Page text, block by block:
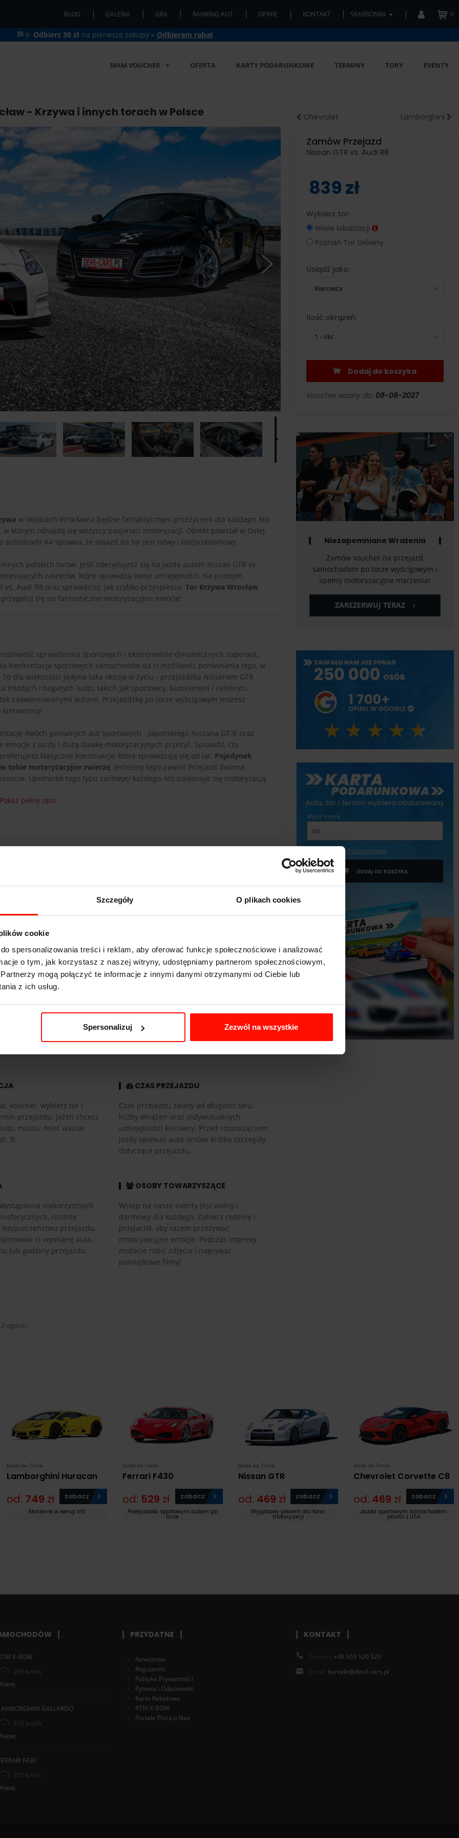
Szczegóły O plikach cookies
cookie
spersonalizowania treści i reklam, aby oferować funkcje społecznościowe i analizować
o tym, jak korzystasz z naszej witryny, udostępniamy partnerom społecznościowym,
mogą połączyć te informacje z innymi danymi otrzymanymi od Ciebie lub
z ich usług.
Spersonalizuj Zezwól na wszystkie
BLOG GALERIA GRA RANKING AUT OPINIE KONTAKT SKARBONKA 0
🏁🔆 Odbierz 30 zł na pierwsze zakupy » Odbieram rabat
MAM VOUCHER OFERTA KARTY PODARUNKOWE TERMINY TORY EVENTY
- Krzywa i innych torach w Polsce
w okolicach Wrocławia będzie fantastycznym przeżyciem dla każdego, kto
którym odnajdą się wszyscy pasjonaci motoryzacji. Obiekt powstał w Osłej,
autostrady A4 sprawia, że dojazd na tor jest łatwy i bezproblemowy.
polskich torów. Jeśli zdecydujesz się na jazdę autem Nissan GTR vs.
zakrętów, które sprawdzą twoje umiejętności. Na prostym
Audi R8 oraz sprawdzisz, jak szybko przyspiesza. Tor Krzywa Wrocław
się na fantastyczne motoryzacyjne emocje!
sprawdzenia sportowych i ekstremalnie dynamicznych superaut,
konfrontacja sportowych samochodów da ci możliwość porównania tego, w
dla większości jedyna taka okazja w życiu - przejażdżka Nissanem GTR
młodych i bogatych ludzi, takich jak sportowcy, biznesmeni i celebryci.
zaawansowanymi autami. Przejażdżkę po torze wyścigowym możesz
kierownicą!
dwóch genialnych aut sportowych - japońskiego Nissana GT-R oraz
z jazdy i dużą dawkę motoryzacyjnych przeżyć. Sprawdź, czy
klasyczne konstrukcje, które sprawdzają się od lat. Pojedynek
tobie motoryzacyjne zwierzę, jesteśmy tego pewni! Przejazd dwoma
Upominek tego typu zachwyci każdego, kto pasjonuje się motoryzacją,
Pokaż pełny opis
h
549KM
kg
3.8 l
automatyczna
voucher, wybierz tor i
przejazdu. Jeżeli chcesz
musisz mieć ważne
B.
CZAS PRZEJAZDU
Czas przejazdu zależy od długości toru,
liczby okrążeń oraz indywidualnych
umiejętności kierowcy. Przed rozpoczęciem
jazdy opiekun auta omówi krótko szczegóły
dotyczące przejazdu.
niekorzystnych
istotnie
bezpieczeństwu przejazdu,
ci wymianę auta,
lub godziny przejazdu.
OSOBY TOWARZYSZĄCE
Wstęp na nasze eventy jest wolny i
darmowy dla każdego. Zabierz rodzinę i
przyjaciół, aby razem przeżywać
motoryzacyjne emocje. Podczas imprezy
możecie robić zdjęcia i nagrywać
pamiątkowe filmy!
opinii.
Chevrolet Lamborghini
Zamów Przejazd
Nissan GTR vs. Audi R8
839 zł
Wybierz tor:
Wiele lokalizacji
Poznań Tor Główny
Usiądź jako:
Kierowca
Ilość okrążeń:
1 - okr.
Dodaj do koszyka
Voucher ważny do: 08-08-2027
Niezapomniane Wrażenia
Zamów voucher na przejazd
samochodem po torze wyścigowym i
spełnij motoryzacyjne marzenia!
ZAREZERWUJ TERAZ
Wpisz kwotę
Więcej o Karcie Podarunkowej
DODAJ DO KOSZYKA
Jazda po Torze
Lamborghini Huracan
od: 749 zł zobacz
Marzenie w wersji V10
Jazda po Torze
Ferrari F430
od: 529 zł zobacz
Przejażdżka sportowym autem po
torze
Jazda po Torze
Nissan GTR
od: 469 zł zobacz
Wyjątkowy prezent dla fana
motoryzacji
Jazda po Torze
Chevrolet Corvette C8
od: 469 zł zobacz
Jazda sportowym samochodem
prosto z USA
X-BOW
295 km/h
GALLARDO
315 km/h
F430
315 km/h
PRZYDATNE
Newsletter
Regulamin
Polityka Prywatności
Pytania i Odpowiedzi
Karta Rabatowa
KTM X-BOW
Portale Piszą o Nas
KONTAKT
Telefon: +48 503 520 520
Email: kontakt@devil-cars.pl